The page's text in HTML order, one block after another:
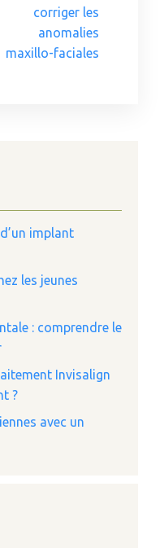
corriger les
anomalies
maxillo-faciales
implant
les jeunes
: comprendre le
Invisalign
?
avec un